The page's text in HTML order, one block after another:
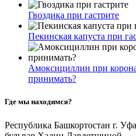
Гвоздика при гастрите
Пекинская капуста при
Амоксициллин при
принимать?
Где мы находимся?
Республика Башкортостан г. Уфа